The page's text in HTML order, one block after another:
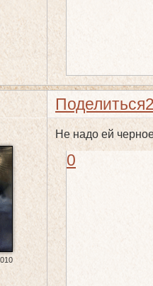
Поделиться
Не надо ей
0